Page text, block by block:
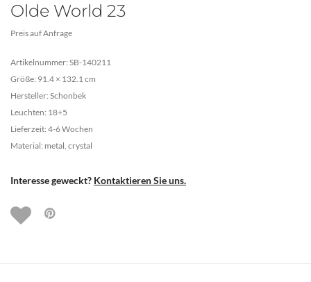
Olde World 23
Preis auf Anfrage
Artikelnummer: SB-140211
Größe: 91.4 × 132.1 cm
Hersteller: Schonbek
Leuchten: 18+5
Lieferzeit: 4-6 Wochen
Material: metal, crystal
Interesse geweckt? Kontaktieren Sie uns.